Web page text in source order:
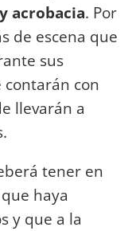
acrobacia. Por
de escena que
sus
con
llevarán a
tener en
haya
y que a la